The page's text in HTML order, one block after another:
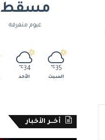
مسقط
غيوم متفرقة
35
℃
السبت
34
℃
الأحد
أخــر الأخبار